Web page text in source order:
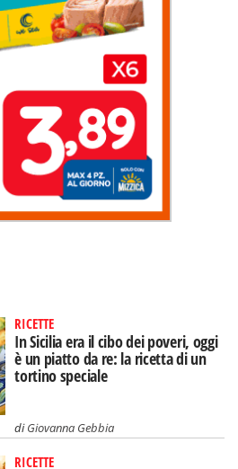
RICETTE
In Sicilia era il cibo dei poveri, oggi
è un piatto da re: la ricetta di un
tortino speciale
diGiovanna Gebbia
RICETTE